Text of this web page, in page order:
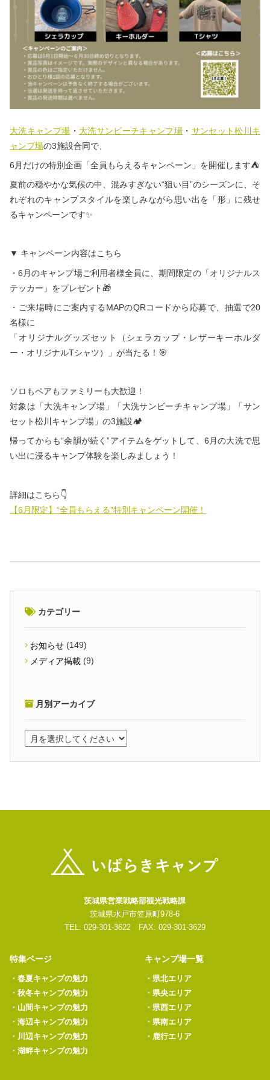
大洗キャンプ場 ・ 大洗サンビーチキャンプ場 ・ サンセット松川キ
ャンプ場の3施設合同で、
6月だけの特別企画「全員もらえるキャンペーン」を開催します⛺
夏前の穏やかな気候の中、混みすぎない“狙い目”のシーズンに、そ
れぞれのキャンプスタイルを楽しみながら思い出を「形」に残せ
るキャンペーンです✨
▼ キャンペーン内容はこちら
・6月のキャンプ場ご利用者様全員に、期間限定の「オリジナルス
テッカー」をプレゼント🎁
・ご来場時にご案内するMAPのQRコードから応募で、抽選で20
名様に
「オリジナルグッズセット（シェラカップ・レザーキーホルダ
ー・オリジナルTシャツ）」が当たる！🎯
ソロもペアもファミリーも大歓迎！
対象は「大洗キャンプ場」「大洗サンビーチキャンプ場」「サン
セット松川キャンプ場」の3施設🏕️
帰ってからも“余韻が続く”アイテムをゲットして、6月の大洗で思
い出に浸るキャンプ体験を楽しみましょう！
詳細はこちら👇
【6月限定】“全員もらえる”特別キャンペーン開催！
カテゴリー
お知らせ (149)
メディア掲載 (9)
月別アーカイブ
茨城県営業戦略部観光戦略課
茨城県水戸市笠原町978-6
TEL: 029-301-3622 FAX: 029-301-3629
特集ページ
・ 春夏キャンプの魅力
・ 秋冬キャンプの魅力
・ 山間キャンプの魅力
・ 海辺キャンプの魅力
・ 川辺キャンプの魅力
・ 湖畔キャンプの魅力
キャンプ場一覧
・ 県北エリア
・ 県央エリア
・ 県西エリア
・ 県南エリア
・ 鹿行エリア